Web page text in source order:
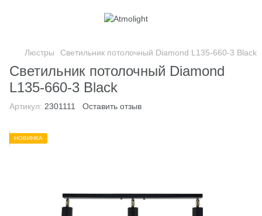
Люстры Светильник потолочный Diamond L135-660-3 Black
Светильник потолочный Diamond
L135-660-3 Black
Артикул: 2301111 Оставить отзыв
НОВИНКА